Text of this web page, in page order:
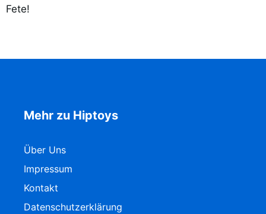
Fete!
Mehr zu Hiptoys
Über Uns
Impressum
Kontakt
Datenschutzerklärung